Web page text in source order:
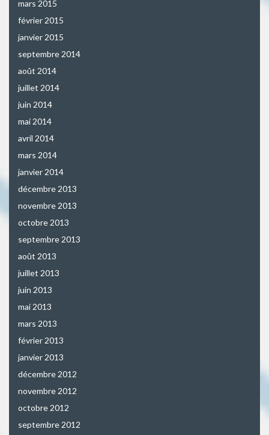
mars 2015
février 2015
janvier 2015
septembre 2014
août 2014
juillet 2014
juin 2014
mai 2014
avril 2014
mars 2014
janvier 2014
décembre 2013
novembre 2013
octobre 2013
septembre 2013
août 2013
juillet 2013
juin 2013
mai 2013
mars 2013
février 2013
janvier 2013
décembre 2012
novembre 2012
octobre 2012
septembre 2012